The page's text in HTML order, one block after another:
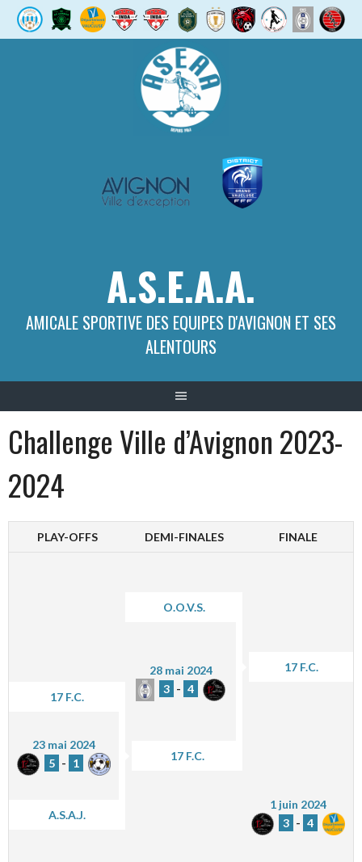
A.S.E.A.A.
AMICALE SPORTIVE DES EQUIPES D'AVIGNON ET SES
ALENTOURS
Challenge Ville d’Avignon 2023-
2024
PLAY-OFFS DEMI-FINALES FINALE
O.O.V.S.
28 mai 2024
3 - 4
17 F.C.
17 F.C.
1 juin 2024
3 - 4
23 mai 2024
5 - 1
17 F.C.
A.S.A.J.